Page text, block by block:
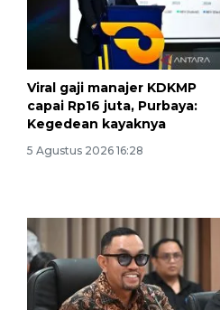
Viral gaji manajer KDKMP
capai Rp16 juta, Purbaya:
Kegedean kayaknya
5 Agustus 2026 16:28